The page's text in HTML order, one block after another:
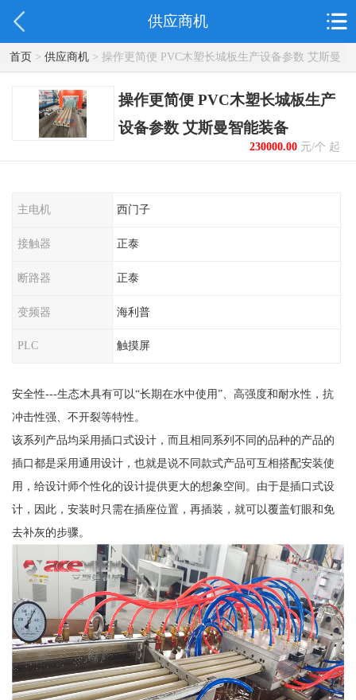
供应商机
首页> 供应商机> 操作更简便 PVC木塑长城板生产设备参数 艾斯曼
智能装备
操作更简便 PVC木塑长城板生产
设备参数 艾斯曼智能装备
230000.00元/个 起
主电机 西门子
接触器 正泰
断路器 正泰
变频器 海利普
PLC 触摸屏
安全性---生态木具有可以“长期在水中使用”、高强度和耐水性，抗
冲击性强、不开裂等特性。
该系列产品均采用插口式设计，而且相同系列不同的品种的产品的
插口都是采用通用设计，也就是说不同款式产品可互相搭配安装使
用，给设计师个性化的设计提供更大的想象空间。由于是插口式设
计，因此，安装时只需在插座位置，再插装，就可以覆盖钉眼和免
去补灰的步骤。